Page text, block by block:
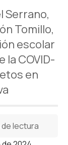
Serrano,
Tomillo,
escolar
la COVID-
en
de lectura